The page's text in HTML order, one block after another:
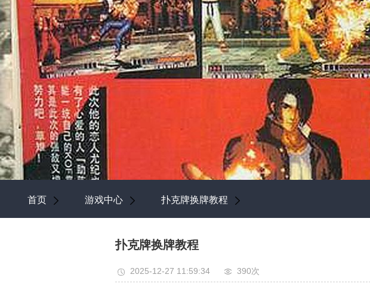
首页 游戏中心 扑克牌换牌教程
扑克牌换牌教程
2025-12-27 11:59:34 390次